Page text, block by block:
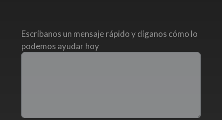
Escríbanos un mensaje rápido y díganos cómo lo
podemos ayudar hoy